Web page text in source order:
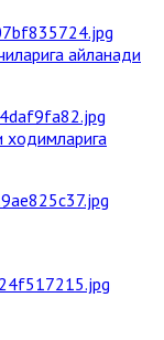
айланади